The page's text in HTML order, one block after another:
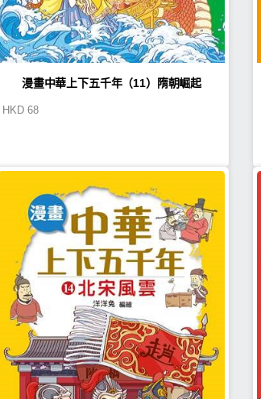
漫畫中華上下五千年（11）隋朝崛起
HKD 68